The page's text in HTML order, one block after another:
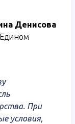
Денисова
При
условия,